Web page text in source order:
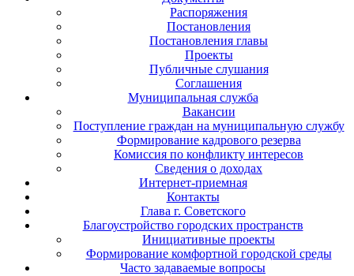
Распоряжения
Постановления
Постановления главы
Проекты
Публичные слушания
Соглашения
Муниципальная служба
Вакансии
Поступление граждан на муниципальную службу
Формирование кадрового резерва
Комиссия по конфликту интересов
Сведения о доходах
Интернет-приемная
Контакты
Глава г. Советского
Благоустройство городских пространств
Инициативные проекты
Формирование комфортной городской среды
Часто задаваемые вопросы